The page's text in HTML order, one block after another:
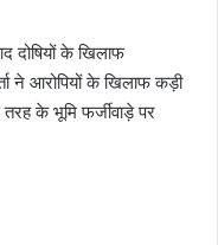
दोषियों के खिलाफ
ने आरोपियों के खिलाफ कड़ी
तरह के भूमि फर्जीवाड़े पर